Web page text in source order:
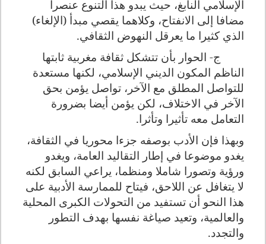
الإسلامي النابغ، حيث يبدو هذا التنوع عنصرا
مضافا إلى الانفتاح، وكلاهما يقصي مبدأ (الإلغاء)
الذي كثيرا ما يعرقل النهوض الثقافي.
ج- الحوار بأن تتشكل ثقافة مغربية ثابتها
الناظم المكون الديني الإسلامي، لكنها مستعدة
للتواصل المطلق مع الآخر، تواصل يؤمن بحق
الآخر في الاختلاف، لكن يؤمن أيضا بضرورة
التعامل معه تأثيرا وتأثرا.
وبهذا فإن الأدب بوصفه جزءا محوريا في الثقافة،
يغدو موضوعا في إطار التقاليد العامة، ويغدو
ورؤية وتصورا شاملا ومنظما، يراعي السابق لكنه
لا يتغافل عن اللاحق، فيتاح للممارسة الأدبية على
هذا النحو أن تستفيد من التحولات الكبرى المحلية
والعالمية، وتعيد صياغة نفسها بهدف التطور
والتجدد.